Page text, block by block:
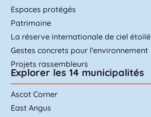
Espaces protégés
Patrimoine
La réserve internationale de ciel étoilé
Gestes concrets pour l'environnement
Projets rassembleurs
Explorer les 14 municipalités
Ascot Corner
East Angus